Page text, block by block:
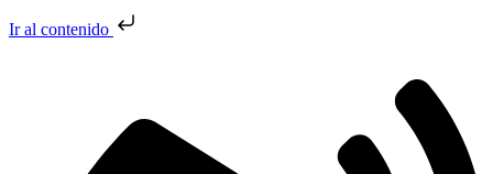
Ir al contenido